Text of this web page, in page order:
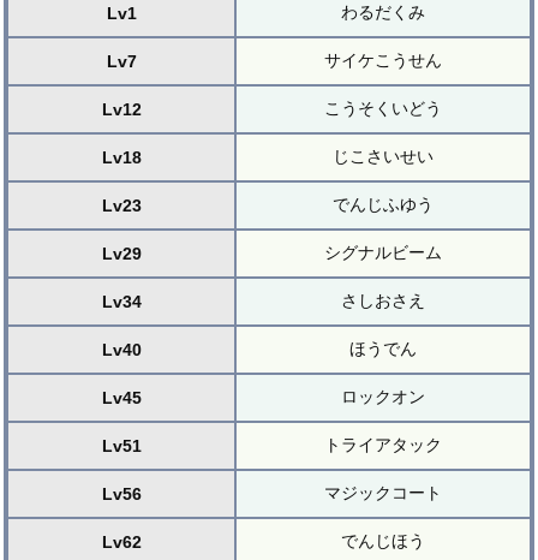
Lv1 わるだくみ
Lv7 サイケこうせん
Lv12 こうそくいどう
Lv18 じこさいせい
Lv23 でんじふゆう
Lv29 シグナルビーム
Lv34 さしおさえ
Lv40 ほうでん
Lv45 ロックオン
Lv51 トライアタック
Lv56 マジックコート
Lv62 でんじほう